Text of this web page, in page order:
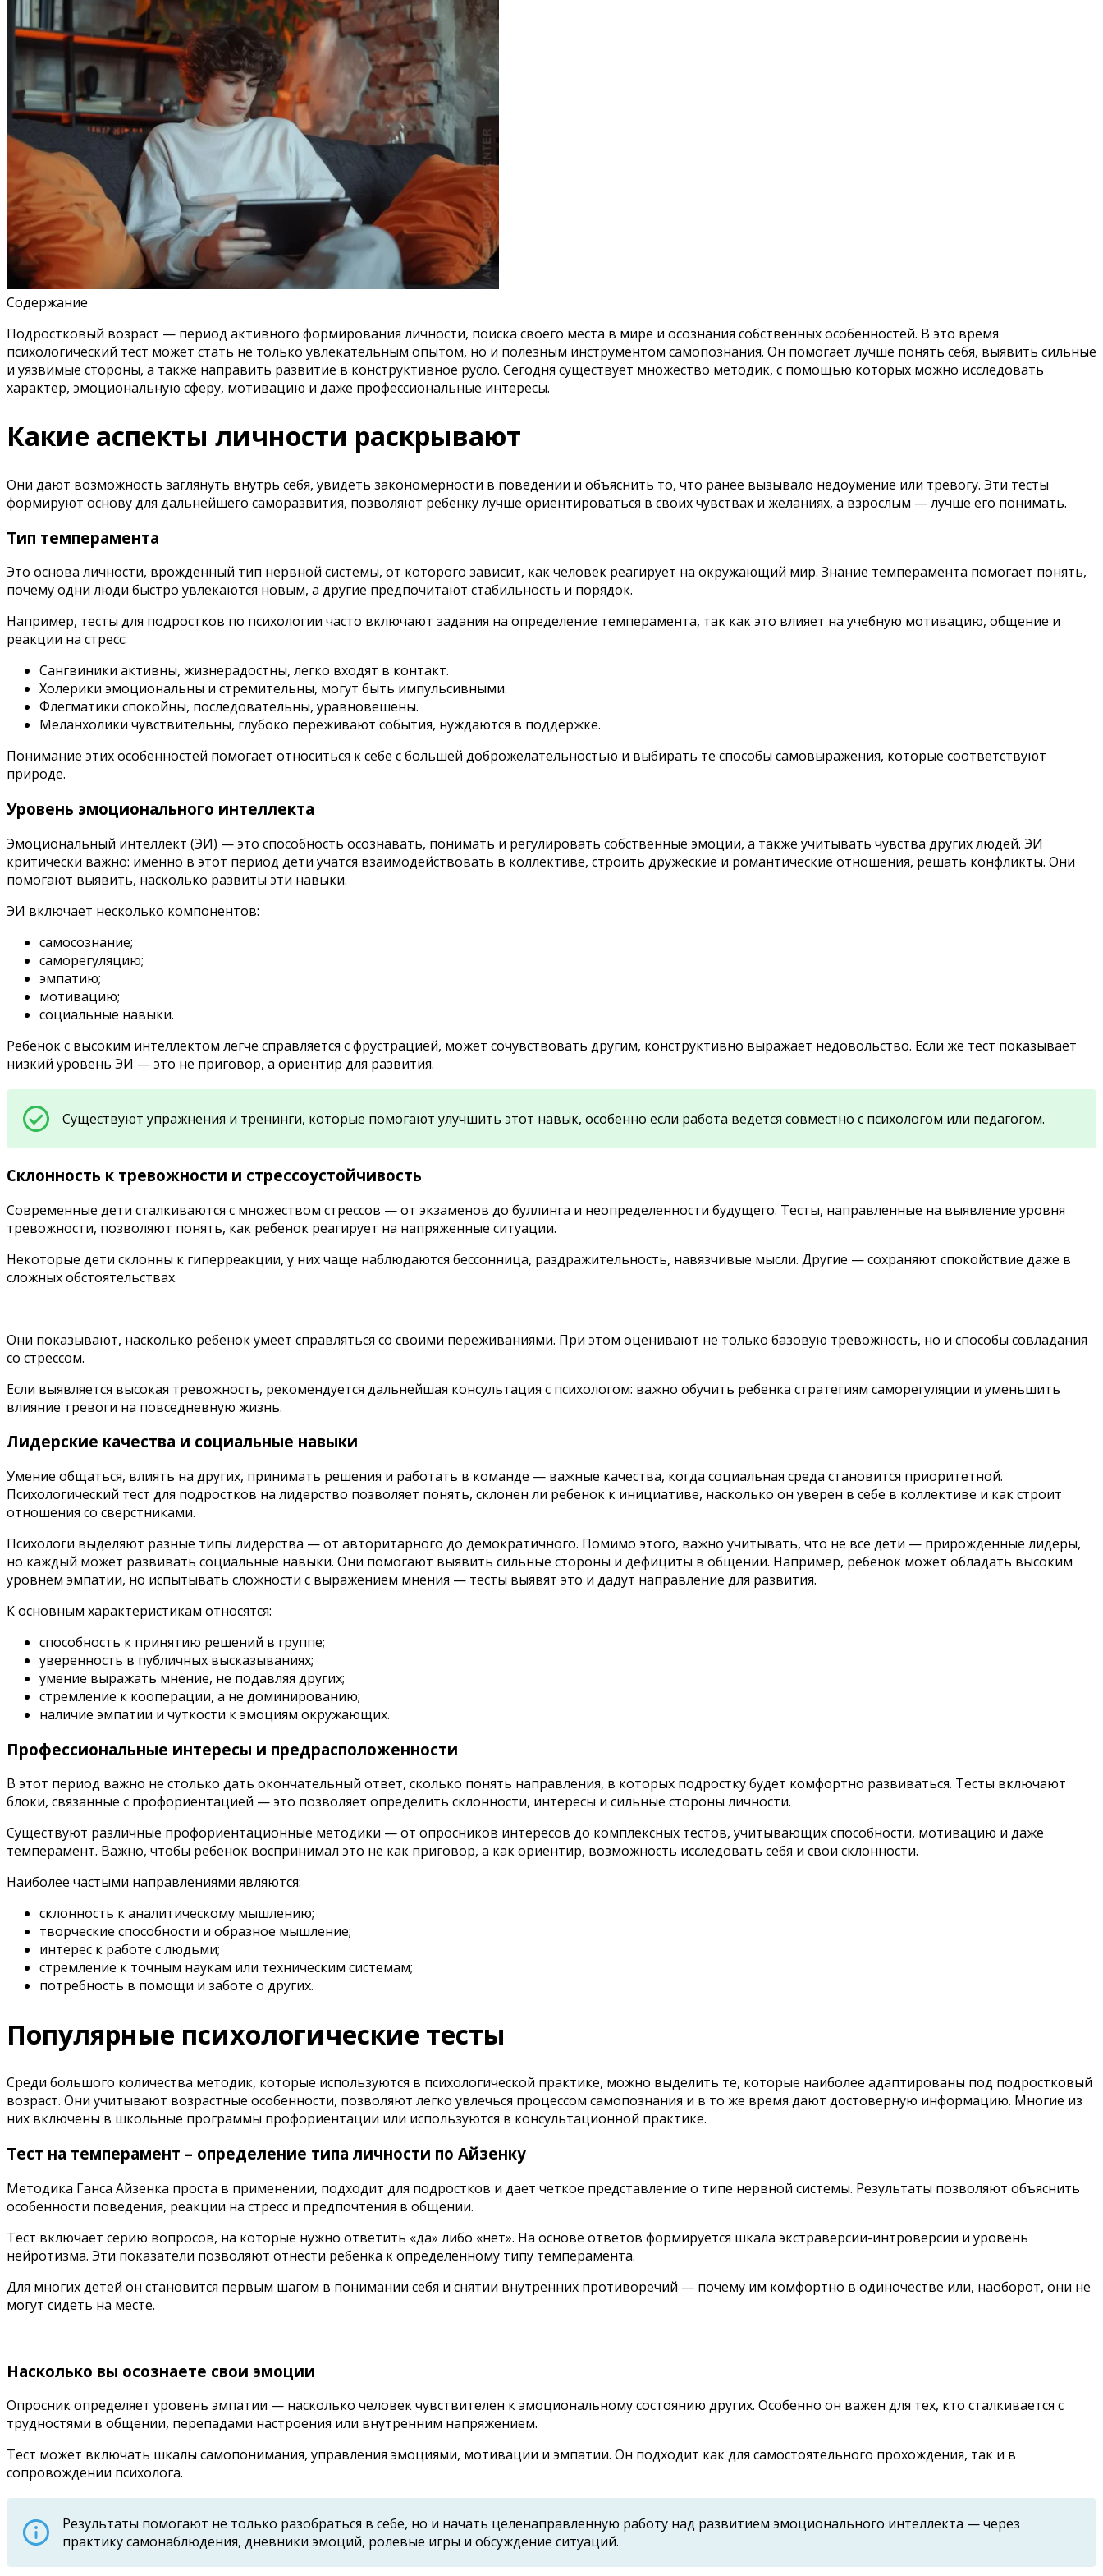
Содержание
Подростковый возраст — период активного формирования личности, поиска своего места в мире и осознания собственных особенностей. В это время
психологический тест может стать не только увлекательным опытом, но и полезным инструментом самопознания. Он помогает лучше понять себя, выявить сильные
и уязвимые стороны, а также направить развитие в конструктивное русло. Сегодня существует множество методик, с помощью которых можно исследовать
характер, эмоциональную сферу, мотивацию и даже профессиональные интересы.
Какие аспекты личности раскрывают
Они дают возможность заглянуть внутрь себя, увидеть закономерности в поведении и объяснить то, что ранее вызывало недоумение или тревогу. Эти тесты
формируют основу для дальнейшего саморазвития, позволяют ребенку лучше ориентироваться в своих чувствах и желаниях, а взрослым — лучше его понимать.
Тип темперамента
Это основа личности, врожденный тип нервной системы, от которого зависит, как человек реагирует на окружающий мир. Знание темперамента помогает понять,
почему одни люди быстро увлекаются новым, а другие предпочитают стабильность и порядок.
Например, тесты для подростков по психологии часто включают задания на определение темперамента, так как это влияет на учебную мотивацию, общение и
реакции на стресс:
Сангвиники активны, жизнерадостны, легко входят в контакт.
Холерики эмоциональны и стремительны, могут быть импульсивными.
Флегматики спокойны, последовательны, уравновешены.
Меланхолики чувствительны, глубоко переживают события, нуждаются в поддержке.
Понимание этих особенностей помогает относиться к себе с большей доброжелательностью и выбирать те способы самовыражения, которые соответствуют
природе.
Уровень эмоционального интеллекта
Эмоциональный интеллект (ЭИ) — это способность осознавать, понимать и регулировать собственные эмоции, а также учитывать чувства других людей. ЭИ
критически важно: именно в этот период дети учатся взаимодействовать в коллективе, строить дружеские и романтические отношения, решать конфликты. Они
помогают выявить, насколько развиты эти навыки.
ЭИ включает несколько компонентов:
самосознание;
саморегуляцию;
эмпатию;
мотивацию;
социальные навыки.
Ребенок с высоким интеллектом легче справляется с фрустрацией, может сочувствовать другим, конструктивно выражает недовольство. Если же тест показывает
низкий уровень ЭИ — это не приговор, а ориентир для развития.
Существуют упражнения и тренинги, которые помогают улучшить этот навык, особенно если работа ведется совместно с психологом или педагогом.
Склонность к тревожности и стрессоустойчивость
Современные дети сталкиваются с множеством стрессов — от экзаменов до буллинга и неопределенности будущего. Тесты, направленные на выявление уровня
тревожности, позволяют понять, как ребенок реагирует на напряженные ситуации.
Некоторые дети склонны к гиперреакции, у них чаще наблюдаются бессонница, раздражительность, навязчивые мысли. Другие — сохраняют спокойствие даже в
сложных обстоятельствах.
Они показывают, насколько ребенок умеет справляться со своими переживаниями. При этом оценивают не только базовую тревожность, но и способы совладания
со стрессом.
Если выявляется высокая тревожность, рекомендуется дальнейшая консультация с психологом: важно обучить ребенка стратегиям саморегуляции и уменьшить
влияние тревоги на повседневную жизнь.
Лидерские качества и социальные навыки
Умение общаться, влиять на других, принимать решения и работать в команде — важные качества, когда социальная среда становится приоритетной.
Психологический тест для подростков на лидерство позволяет понять, склонен ли ребенок к инициативе, насколько он уверен в себе в коллективе и как строит
отношения со сверстниками.
Психологи выделяют разные типы лидерства — от авторитарного до демократичного. Помимо этого, важно учитывать, что не все дети — прирожденные лидеры,
но каждый может развивать социальные навыки. Они помогают выявить сильные стороны и дефициты в общении. Например, ребенок может обладать высоким
уровнем эмпатии, но испытывать сложности с выражением мнения — тесты выявят это и дадут направление для развития.
К основным характеристикам относятся:
способность к принятию решений в группе;
уверенность в публичных высказываниях;
умение выражать мнение, не подавляя других;
стремление к кооперации, а не доминированию;
наличие эмпатии и чуткости к эмоциям окружающих.
Профессиональные интересы и предрасположенности
В этот период важно не столько дать окончательный ответ, сколько понять направления, в которых подростку будет комфортно развиваться. Тесты включают
блоки, связанные с профориентацией — это позволяет определить склонности, интересы и сильные стороны личности.
Существуют различные профориентационные методики — от опросников интересов до комплексных тестов, учитывающих способности, мотивацию и даже
темперамент. Важно, чтобы ребенок воспринимал это не как приговор, а как ориентир, возможность исследовать себя и свои склонности.
Наиболее частыми направлениями являются:
склонность к аналитическому мышлению;
творческие способности и образное мышление;
интерес к работе с людьми;
стремление к точным наукам или техническим системам;
потребность в помощи и заботе о других.
Популярные психологические тесты
Среди большого количества методик, которые используются в психологической практике, можно выделить те, которые наиболее адаптированы под подростковый
возраст. Они учитывают возрастные особенности, позволяют легко увлечься процессом самопознания и в то же время дают достоверную информацию. Многие из
них включены в школьные программы профориентации или используются в консультационной практике.
Тест на темперамент – определение типа личности по Айзенку
Методика Ганса Айзенка проста в применении, подходит для подростков и дает четкое представление о типе нервной системы. Результаты позволяют объяснить
особенности поведения, реакции на стресс и предпочтения в общении.
Тест включает серию вопросов, на которые нужно ответить «да» либо «нет». На основе ответов формируется шкала экстраверсии-интроверсии и уровень
нейротизма. Эти показатели позволяют отнести ребенка к определенному типу темперамента.
Для многих детей он становится первым шагом в понимании себя и снятии внутренних противоречий — почему им комфортно в одиночестве или, наоборот, они не
могут сидеть на месте.
Насколько вы осознаете свои эмоции
Опросник определяет уровень эмпатии — насколько человек чувствителен к эмоциональному состоянию других. Особенно он важен для тех, кто сталкивается с
трудностями в общении, перепадами настроения или внутренним напряжением.
Тест может включать шкалы самопонимания, управления эмоциями, мотивации и эмпатии. Он подходит как для самостоятельного прохождения, так и в
сопровождении психолога.
Результаты помогают не только разобраться в себе, но и начать целенаправленную работу над развитием эмоционального интеллекта — через
практику самонаблюдения, дневники эмоций, ролевые игры и обсуждение ситуаций.